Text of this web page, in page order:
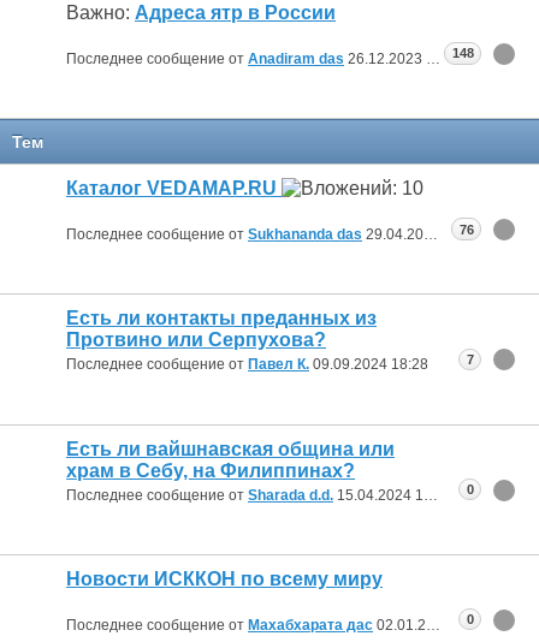
Важно: Адреса ятр в России
Последнее сообщение от Anadiram das 26.12.2023 10:51148
Тем
Каталог VEDAMAP.RU
Последнее сообщение от Sukhananda das 29.04.2025 12:26
76
Есть ли контакты преданных из
Протвино или Серпухова?
Последнее сообщение от Павел К. 09.09.2024 18:28 7
Есть ли вайшнавская община или
храм в Себу, на Филиппинах?
Последнее сообщение от Sharada d.d. 15.04.2024 19:52 0
Новости ИСККОН по всему миру
Последнее сообщение от Махабхарата дас 02.01.2024 10:52
0